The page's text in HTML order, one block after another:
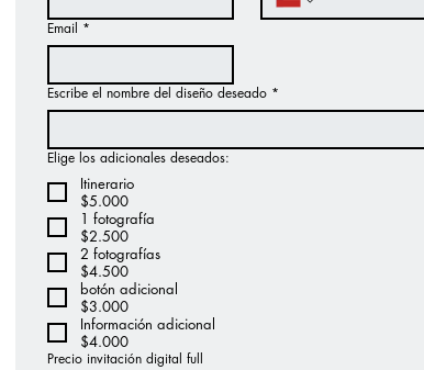
Email *
Escribe el nombre del diseño deseado *
Elige los adicionales deseados:
Itinerario
$5.000
1 fotografía
$2.500
2 fotografías
$4.500
botón adicional
$3.000
Información adicional
$4.000
Precio invitación digital full